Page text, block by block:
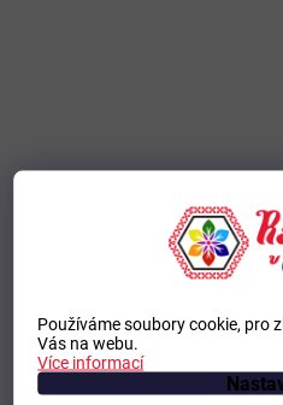
Používáme soubory cookie, pro
Vás na webu.
Více informací